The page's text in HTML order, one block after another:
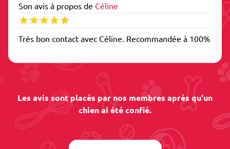
Son avis à propos de Céline
Très bon contact avec Céline. Recommandée à 100%
Les avis sont placés par nos membres après qu'un
chien ai été confié.